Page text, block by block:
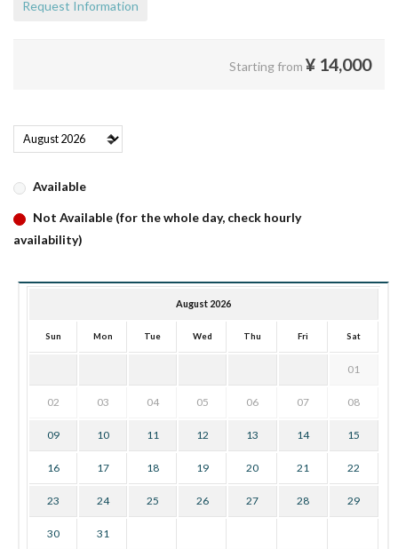
Request Information
Starting from ¥ 14,000
Available
Not Available (for the whole day, check hourly
availability)
August 2026
Sun Mon Tue Wed Thu Fri Sat
01
02 03 04 05 06 07 08
09 10 11 12 13 14 15
16 17 18 19 20 21 22
23 24 25 26 27 28 29
30 31